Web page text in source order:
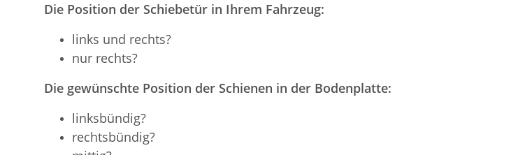
Die Position der Schiebetür in Ihrem Fahrzeug:
links und rechts?
nur rechts?
Die gewünschte Position der Schienen in der Bodenplatte:
linksbündig?
rechtsbündig?